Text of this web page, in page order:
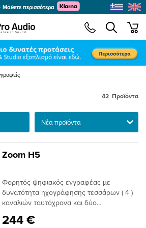
περισσότερα
Ταξινόμηση
42 Προϊόντα
Zoom H5
Φορητός ψηφιακός εγγραφέας με
δυνατότητα ηχογράφησης τεσσάρων ( 4 )
καναλιών ταυτόχρονα και δύο
που επιτρέπει την κάλυψη μιας μεγάλης
244 €